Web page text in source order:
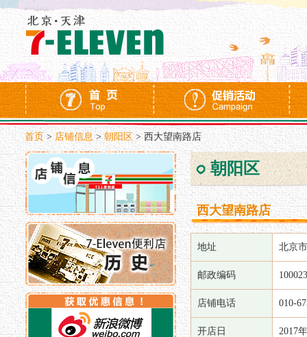
首页 > 店铺信息>朝阳区 >西大望南路店
朝阳区
西大望南路店
地址 北京
邮政编码
店铺电话 010-
开店日 2017